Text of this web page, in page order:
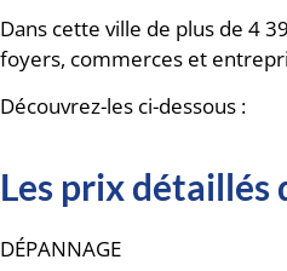
Dans cette ville de plus de 4
foyers, commerces et
Découvrez-les ci-dessous :
Les prix détaillés
DÉPANNAGE